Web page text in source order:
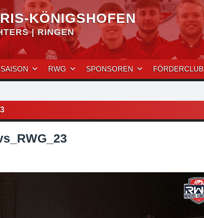
KÖNIGSHOFEN
| RINGEN
SAISON RWG SPONSOREN FÖRDERCLUB